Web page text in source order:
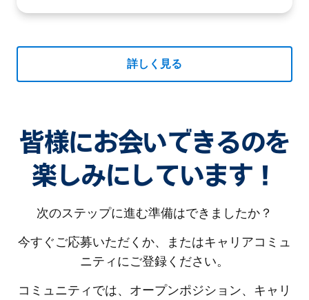
詳しく見る
皆様にお会いできるのを
楽しみにしています！
次のステップに進む準備はできましたか？
今すぐご応募いただくか、またはキャリアコミュ
ニティにご登録ください。
コミュニティでは、オープンポジション、キャリ